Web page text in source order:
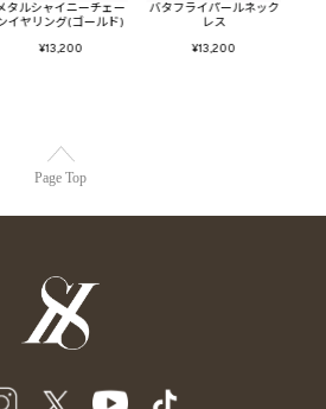
タルシャイニーチェー
イヤリング(ゴールド)
¥13,200
バタフライパールネック
レス
¥13,200
Page Top